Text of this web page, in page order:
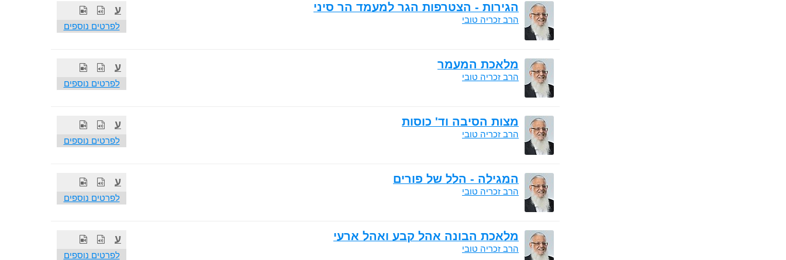
ע
לפרטים נוספים
הגירות - הצטרפות הגר למעמד הר סיני
הרב זכריה טובי
ע
לפרטים נוספים
מלאכת המעמר
הרב זכריה טובי
ע
לפרטים נוספים
מצות הסיבה וד' כוסות
הרב זכריה טובי
ע
לפרטים נוספים
המגילה - הלל של פורים
הרב זכריה טובי
ע
לפרטים נוספים
מלאכת הבונה אהל קבע ואהל ארעי
הרב זכריה טובי